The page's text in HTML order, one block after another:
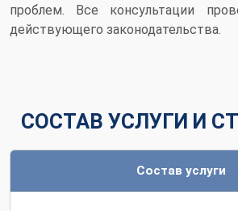
проблем. Все консультации
действующего законодательства.
СОСТАВ УСЛУГИ И
Состав услуги